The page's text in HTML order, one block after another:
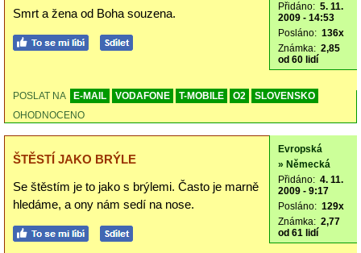
Smrt a žena od Boha souzena.
Přidáno: 5. 11.
2009 - 14:53
Posláno: 136x
Známka: 2,85
od 60 lidí
POSLAT NA E-MAIL VODAFONE T-MOBILE O2
SLOVENSKO
OHODNOCENO
ŠTĚSTÍ JAKO BRÝLE
Se štěstím je to jako s brýlemi. Často je marně
hledáme, a ony nám sedí na nose.
Evropská
» Německá
Přidáno: 4. 11.
2009 - 9:17
Posláno: 129x
Známka: 2,77
od 61 lidí